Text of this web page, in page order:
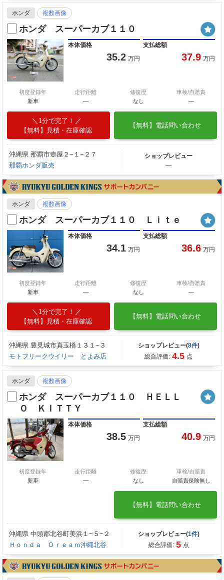
ホンダ 複数画像
ホンダ スーパーカブ１１０
本体価格
35.2 万円
支払総額
37.9 万円
初度登録年
新車
走行距離
—
修復歴
なし
車検/自賠責
―
1分で完了！
【無料】見積・在庫確認
【無料】電話問い合わせ
沖縄県 那覇市壺屋２−１−２７
那覇ホンダ販売
ショップレビュー
―
ホンダ 複数画像
ホンダ スーパーカブ１１０ Ｌｉｔｅ
本体価格
34.1 万円
支払総額
36.6 万円
初度登録年
新車
走行距離
—
修復歴
なし
車検/自賠責
―
1分で完了！
【無料】見積・在庫確認
【無料】電話問い合わせ
沖縄県 豊見城市真玉橋１３１−３
モトフリークウイリー とよみ店
ショップレビュー(8件)
総合評価: 4.5 点
ホンダ 複数画像
ホンダ スーパーカブ１１０ ＨＥＬＬ
Ｏ ＫＩＴＴＹ
本体価格
38.5 万円
支払総額
40.9 万円
初度登録年
新車
走行距離
—
修復歴
なし
車検/自賠責
自賠責保険無し
【無料】電話問い合わせ
沖縄県 中頭郡北谷町美浜１−５−２
Ｈｏｎｄａ Ｄｒｅａｍ沖縄北谷
ショップレビュー(1件)
総合評価: 5 点